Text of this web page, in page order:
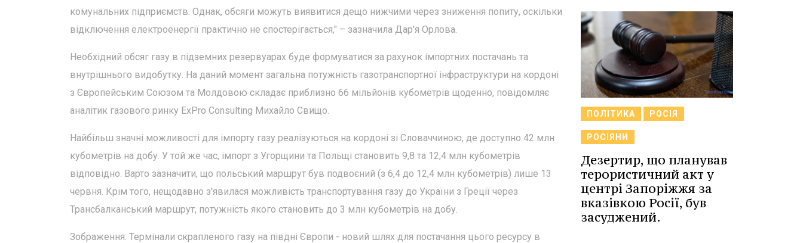
комунальних підприємств. Однак, обсяги можуть виявитися дещо нижчими через зниження попиту, оскільки
відключення електроенергії практично не спостерігається," – зазначила Дар'я Орлова.
Необхідний обсяг газу в підземних резервуарах буде формуватися за рахунок імпортних постачань та
внутрішнього видобутку. На даний момент загальна потужність газотранспортної інфраструктури на кордоні
з Європейським Союзом та Молдовою складає приблизно 66 мільйонів кубометрів щоденно, повідомляє
аналітик газового ринку ExPro Consulting Михайло Свищо.
Найбільш значні можливості для імпорту газу реалізуються на кордоні зі Словаччиною, де доступно 42 млн
кубометрів на добу. У той же час, імпорт з Угорщини та Польщі становить 9,8 та 12,4 млн кубометрів
відповідно. Варто зазначити, що польський маршрут був подвоєний (з 6,4 до 12,4 млн кубометрів) лише 13
червня. Крім того, нещодавно з'явилася можливість транспортування газу до України з Греції через
Трансбалканський маршрут, потужність якого становить до 3 млн кубометрів на добу.
Зображення: Термінали скрапленого газу на півдні Європи - новий шлях для постачання цього ресурсу в
ПОЛІТИКА РОСІЯ
РОСІЯНИ
Дезертир, що планував
терористичний акт у
центрі Запоріжжя за
вказівкою Росії, був
засуджений.